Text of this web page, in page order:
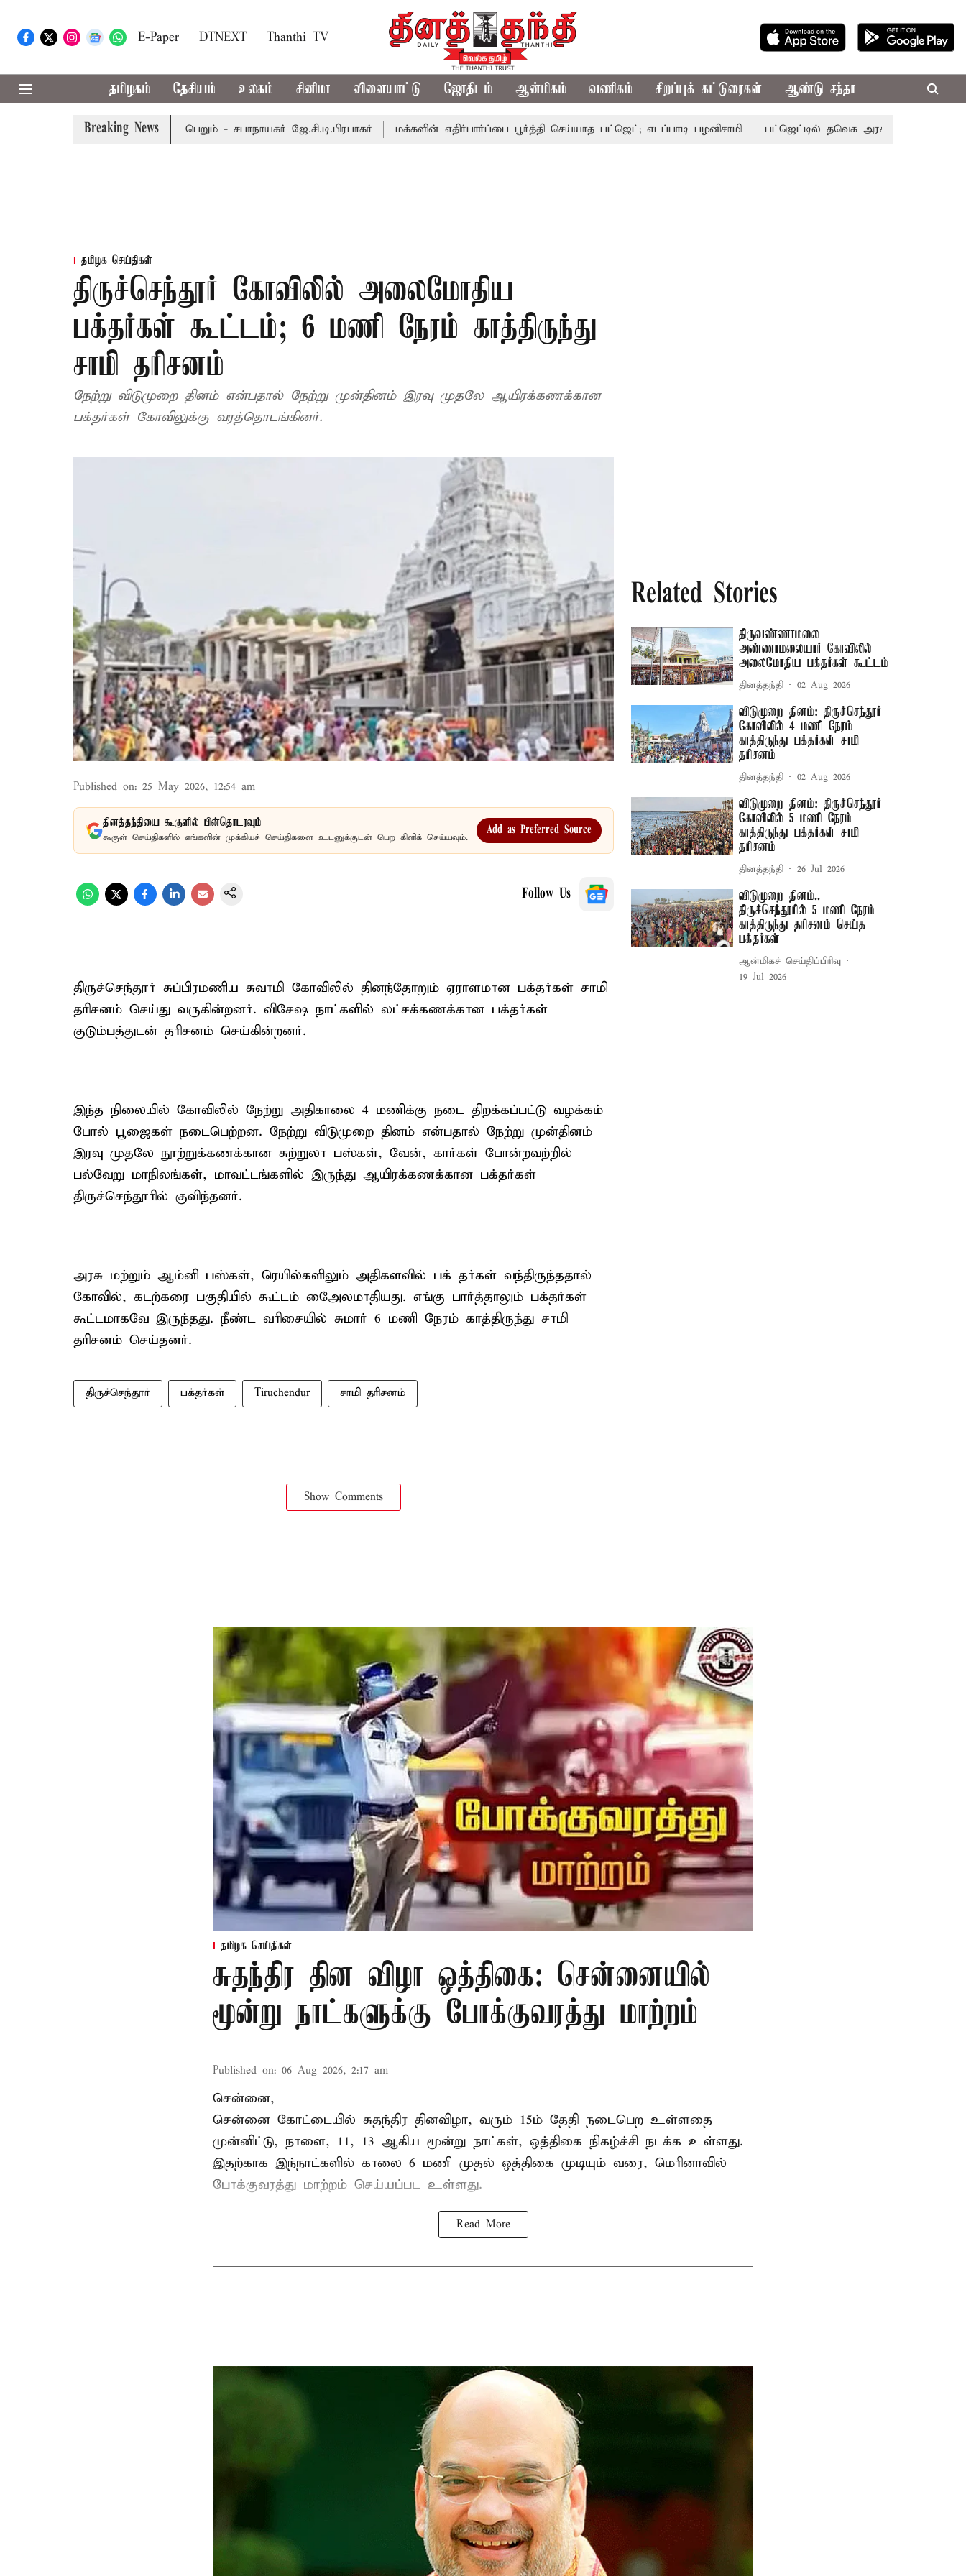
E-Paper DTNEXT Thanthi TV
தமிழகம் தேசியம் உலகம் சினிமா விளையாட்டு ஜோதிடம் ஆன்மிகம் வணிகம் சிறப்புக் கட்டுரைகள் ஆண்டு சந்தா
Breaking News
8-ந் தேதி வரை நடைபெறும் - சபாநாயகர் ஜே.சி.டி.பிரபாகர் மக்களின் எதிர்பார்ப்பை பூர்த்தி செய்யாத பட்ஜெட்; எடப்பாடி பழனிசாமி பட்ஜெட்டில் தவெக அரசின் வாக்குறுதிகள் இல்லை
தமிழக செய்திகள்
திருச்செந்தூர் கோவிலில் அலைமோதிய
பக்தர்கள் கூட்டம்; 6 மணி நேரம் காத்திருந்து
சாமி தரிசனம்
நேற்று விடுமுறை தினம் என்பதால் நேற்று முன்தினம் இரவு முதலே ஆயிரக்கணக்கான
பக்தர்கள் கோவிலுக்கு வரத்தொடங்கினர்.
Published on: 25 May 2026, 12:54 am
தினத்தந்தியை கூகுளில் பின்தொடரவும்
கூகுள் செய்திகளில் எங்களின் முக்கியச் செய்திகளை உடனுக்குடன் பெற கிளிக் செய்யவும்.
Add as Preferred Source
Follow Us
திருச்செந்தூர் சுப்பிரமணிய சுவாமி கோவிலில் தினந்தோறும் ஏராளமான பக்தர்கள் சாமி
தரிசனம் செய்து வருகின்றனர். விசேஷ நாட்களில் லட்சக்கணக்கான பக்தர்கள்
குடும்பத்துடன் தரிசனம் செய்கின்றனர்.
இந்த நிலையில் கோவிலில் நேற்று அதிகாலை 4 மணிக்கு நடை திறக்கப்பட்டு வழக்கம்
போல் பூஜைகள் நடைபெற்றன. நேற்று விடுமுறை தினம் என்பதால் நேற்று முன்தினம்
இரவு முதலே நூற்றுக்கணக்கான சுற்றுலா பஸ்கள், வேன், கார்கள் போன்றவற்றில்
பல்வேறு மாநிலங்கள், மாவட்டங்களில் இருந்து ஆயிரக்கணக்கான பக்தர்கள்
திருச்செந்தூரில் குவிந்தனர்.
அரசு மற்றும் ஆம்னி பஸ்கள், ரெயில்களிலும் அதிகளவில் பக் தர்கள் வந்திருந்ததால்
கோவில், கடற்கரை பகுதியில் கூட்டம் அைேலமாதியது. எங்கு பார்த்தாலும் பக்தர்கள்
கூட்டமாகவே இருந்தது. நீண்ட வரிசையில் சுமார் 6 மணி நேரம் காத்திருந்து சாமி
தரிசனம் செய்தனர்.
திருச்செந்தூர் பக்தர்கள் Tiruchendur சாமி தரிசனம்
Show Comments
Related Stories
திருவண்ணாமலை
அண்ணாமலையார் கோவிலில்
அலைமோதிய பக்தர்கள் கூட்டம்
தினத்தந்தி 02 Aug 2026
விடுமுறை தினம்: திருச்செந்தூர்
கோவிலில் 4 மணி நேரம்
காத்திருந்து பக்தர்கள் சாமி
தரிசனம்
தினத்தந்தி 02 Aug 2026
விடுமுறை தினம்: திருச்செந்தூர்
கோவிலில் 5 மணி நேரம்
காத்திருந்து பக்தர்கள் சாமி
தரிசனம்
தினத்தந்தி 26 Jul 2026
விடுமுறை தினம்..
திருச்செந்தூரில் 5 மணி நேரம்
காத்திருந்து தரிசனம் செய்த
பக்தர்கள்
ஆன்மிகச் செய்திப்பிரிவு
19 Jul 2026
தமிழக செய்திகள்
சுதந்திர தின விழா ஒத்திகை: சென்னையில்
மூன்று நாட்களுக்கு போக்குவரத்து மாற்றம்
Published on: 06 Aug 2026, 2:17 am
சென்னை,
சென்னை கோட்டையில் சுதந்திர தினவிழா, வரும் 15ம் தேதி நடைபெற உள்ளதை
முன்னிட்டு, நாளை, 11, 13 ஆகிய மூன்று நாட்கள், ஒத்திகை நிகழ்ச்சி நடக்க உள்ளது.
இதற்காக இந்நாட்களில் காலை 6 மணி முதல் ஒத்திகை முடியும் வரை, மெரினாவில்
போக்குவரத்து மாற்றம் செய்யப்பட உள்ளது.
Read More